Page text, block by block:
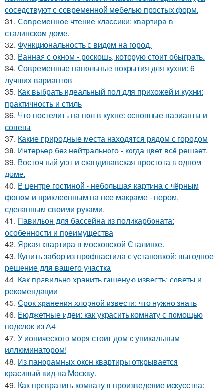
соседствуют с современной мебелью простых форм.
31. Современное чтение классики: квартира в
сталинском доме.
32. Функциональность с видом на город.
33. Ванная с окном - роскошь, которую стоит обыграть.
34. Современные напольные покрытия для кухни: 6
лучших вариантов
35. Как выбрать идеальный пол для прихожей и кухни:
практичность и стиль
36. Что постелить на пол в кухне: основные варианты и
советы
37. Какие природные места находятся рядом с городом
38. Интерьер без нейтрального - когда цвет всё решает.
39. Восточный уют и скандинавская простота в одном
доме.
40. В центре гостиной - небольшая картина с чёрным
фоном и приклеенным на неё макраме - пером,
сделанным своими руками.
41. Павильон для бассейна из поликарбоната:
особенности и преимущества
42. Яркая квартира в московской Сталинке.
43. Купить забор из профнастила с установкой: выгодное
решение для вашего участка
44. Как правильно хранить гашеную известь: советы и
рекомендации
45. Срок хранения хлорной извести: что нужно знать
46. Бюджетные идеи: как украсить комнату с помощью
поделок из А4
47. У ионического моря стоит дом с уникальным
иллюминатором!
48. Из панорамных окон квартиры открывается
красивый вид на Москву.
49. Как превратить комнату в произведение искусства: